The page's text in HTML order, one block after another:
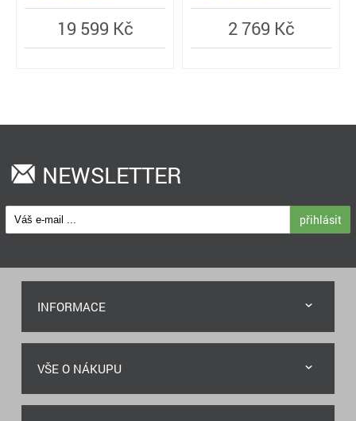
19 599 Kč 2 769 Kč
NEWSLETTER
přihlásit
INFORMACE
VŠE O NÁKUPU